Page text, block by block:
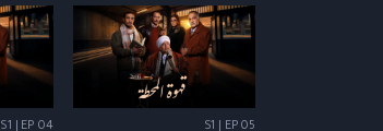
S1 | EP 05
S1 | EP 04